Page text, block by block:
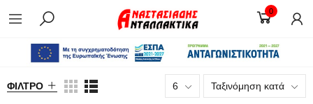
0
ΦΊΛΤΡΟ 6 Ταξινόμηση κατά